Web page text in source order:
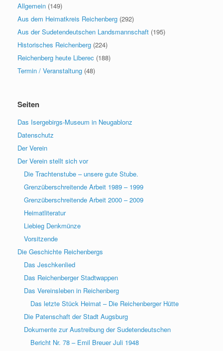
Allgemein (149)
Aus dem Heimatkreis Reichenberg (292)
Aus der Sudetendeutschen Landsmannschaft (195)
Historisches Reichenberg (224)
Reichenberg heute Liberec (188)
Termin / Veranstaltung (48)
Seiten
Das Isergebirgs-Museum in Neugablonz
Datenschutz
Der Verein
Der Verein stellt sich vor
Die Trachtenstube – unsere gute Stube.
Grenzüberschreitende Arbeit 1989 – 1999
Grenzüberschreitende Arbeit 2000 – 2009
Heimatliteratur
Liebieg Denkmünze
Vorsitzende
Die Geschichte Reichenbergs
Das Jeschkenlied
Das Reichenberger Stadtwappen
Das Vereinsleben in Reichenberg
Das letzte Stück Heimat – Die Reichenberger Hütte
Die Patenschaft der Stadt Augsburg
Dokumente zur Austreibung der Sudetendeutschen
Bericht Nr. 78 – Emil Breuer Juli 1948